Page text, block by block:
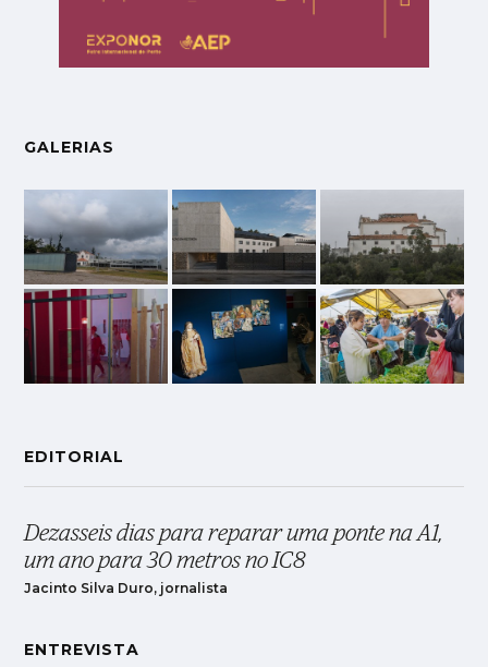
GALERIAS
EDITORIAL
Dezasseis dias para reparar uma ponte na A1,
um ano para 30 metros no IC8
Jacinto Silva Duro, jornalista
ENTREVISTA